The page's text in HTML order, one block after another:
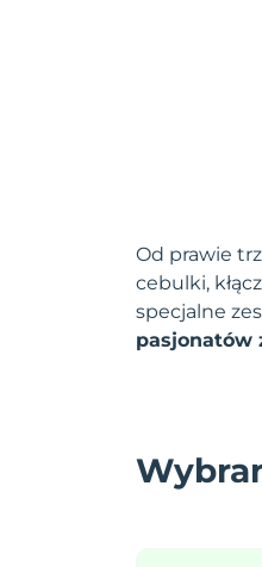
Od prawie
cebulki,
specjalne
pasjonatów